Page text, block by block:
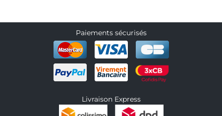
Paiements sécurisés
Livraison Express